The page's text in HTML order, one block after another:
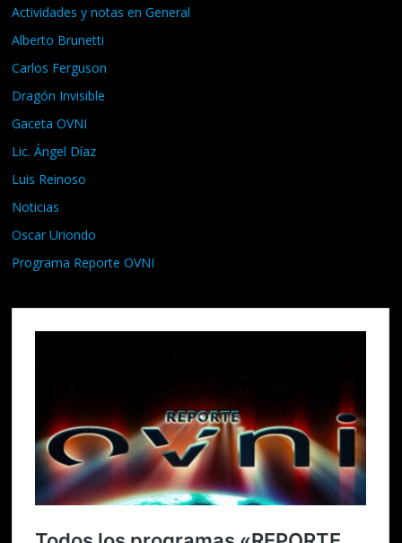
Actividades y notas en General
Alberto Brunetti
Carlos Ferguson
Dragón Invisible
Gaceta OVNI
Lic. Ángel Díaz
Luis Reinoso
Noticias
Oscar Uriondo
Programa Reporte OVNI